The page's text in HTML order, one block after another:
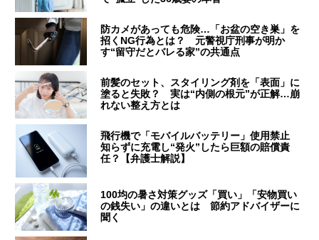
防カメがあっても危険…「お盆の空き巣」を
招くNG行為とは？ 元警視庁刑事が明か
す“留守だとバレる家”の共通点
前髪のセット、スタイリング剤を「表面」に
塗ると失敗？ 実は“内側の根元”が正解…崩
れない整え方とは
飛行機で「モバイルバッテリー」使用禁止
知らずに充電し“発火”したら巨額の賠償責
任？【弁護士解説】
100均の暑さ対策グッズ「買い」「安物買い
の銭失い」の違いとは 節約アドバイザーに
聞く